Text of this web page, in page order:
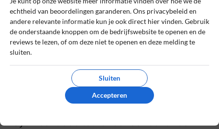
Reageer
Adrian 9 april 2025, 12:28
Overzichtelijk en efficiënt
debiteurenbeheer
echtheid van beoordelingen garanderen. Ons privacybeleid en
andere relevante informatie kun je ook direct hier vinden. Gebruik
de onderstaande knoppen om de bedrijfswebsite te openen en de
reviews te lezen, of om deze niet te openen en deze melding te
sluiten.
Sluiten
Accepteren